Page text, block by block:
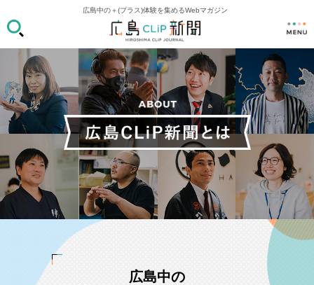
広島中の＋(プラス)体験を集めるWebマガジン
広島中の